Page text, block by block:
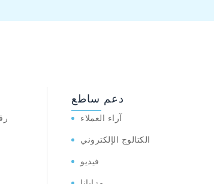
دعم ساطع
آراء العملاء
الكتالوج الإلكتروني
فيديو